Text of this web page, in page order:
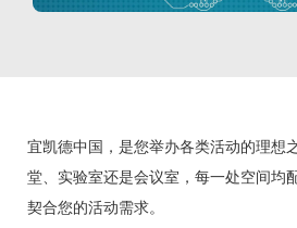
宜凯德中国，是您举办各类活动的理想
堂、实验室还是会议室，每一处空间均
契合您的活动需求。